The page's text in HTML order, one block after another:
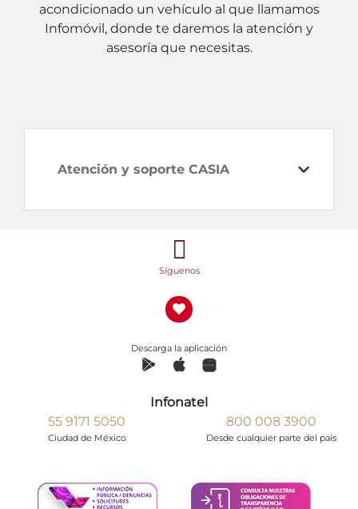
acondicionado un vehículo al que llamamos
Infomóvil, donde te daremos la atención y
asesoría que necesitas.
Atención y soporte CASIA
Síguenos
Descarga la aplicación
Infonatel
55 9171 5050
Ciudad de México
800 008 3900
Desde cualquier parte del país